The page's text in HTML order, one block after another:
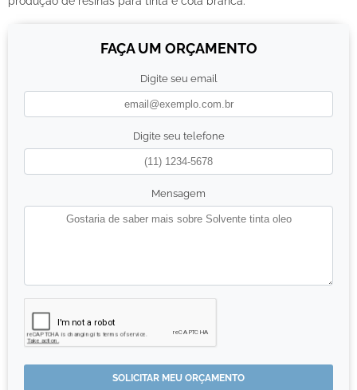
FAÇA UM ORÇAMENTO
Digite seu email
Digite seu telefone
Mensagem
SOLICITAR MEU ORÇAMENTO